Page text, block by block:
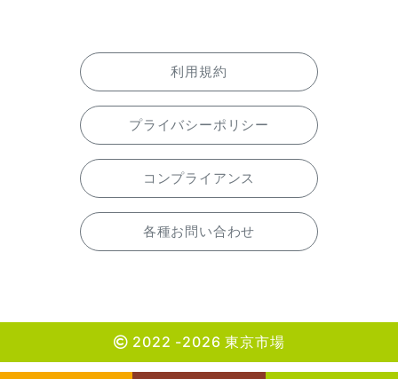
利用規約
プライバシーポリシー
コンプライアンス
各種お問い合わせ
2022 -2026 東京市場